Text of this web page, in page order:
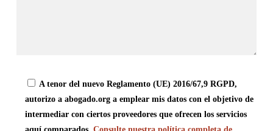
A tenor del nuevo Reglamento (UE) 2016/67,9 RGPD,
autorizo a abogado.org a emplear mis datos con el objetivo de
intermediar con ciertos proveedores que ofrecen los servicios